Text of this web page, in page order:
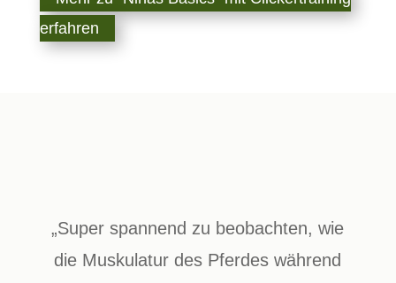
erfahren
„Super spannend zu beobachten, wie
die Muskulatur des Pferdes während